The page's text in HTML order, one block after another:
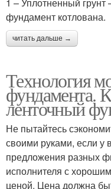
фундамент котлована.
читать дальше →
Технология
фундамента.
ленточный
Не пытайтесь
своими руками, если у
предложения разных
исполнителя с
ценой. Цена должна